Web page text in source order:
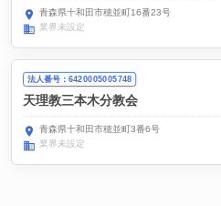
青森県十和田市穂並町16番23号
業界未設定
法人番号：6420005005748
天理教三本木分教会
青森県十和田市穂並町3番6号
業界未設定